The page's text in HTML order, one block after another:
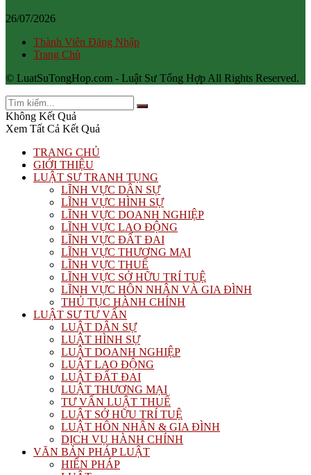
26/07/2026
Thành Viên Đăng Nhập
Trang Chủ
© LuatSuTongHop.com - Luật Sư Tổng Hợp All Rights Reserved.
Không Kết Quả
Xem Tất Cả Kết Quả
TRANG CHỦ
GIỚI THIỆU
LUẬT SƯ TRANH TỤNG
LĨNH VỰC DÂN SỰ
LĨNH VỰC HÌNH SỰ
LĨNH VỰC DOANH NGHIỆP
LĨNH VỰC LAO ĐỘNG
LĨNH VỰC ĐẤT ĐAI
LĨNH VỰC THƯƠNG MẠI
LĨNH VỰC THUẾ
LĨNH VỰC SỞ HỮU TRÍ TUỆ
LĨNH VỰC HÔN NHÂN VÀ GIA ĐÌNH
THỦ TỤC HÀNH CHÍNH
LUẬT SƯ TƯ VẤN
LUẬT DÂN SỰ
LUẬT HÌNH SỰ
LUẬT DOANH NGHIỆP
LUẬT LAO ĐỘNG
LUẬT ĐẤT ĐAI
LUẬT THƯƠNG MẠI
TƯ VẤN LUẬT THUẾ
LUẬT SỞ HỮU TRÍ TUỆ
LUẬT HÔN NHÂN & GIA ĐÌNH
DỊCH VỤ HÀNH CHÍNH
VĂN BẢN PHÁP LUẬT
HIẾN PHÁP